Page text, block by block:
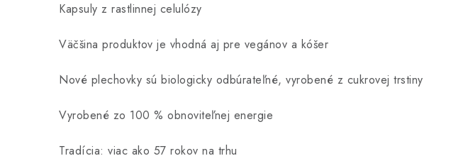
Kapsuly z rastlinnej celulózy
Väčšina produktov je vhodná aj pre vegánov a kóšer
Nové plechovky sú biologicky odbúrateľné, vyrobené z cukrovej trstiny
Vyrobené zo 100 % obnoviteľnej energie
Tradícia: viac ako 57 rokov na trhu